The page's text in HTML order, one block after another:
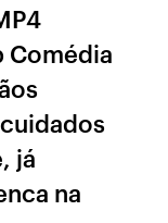
Comédia
já
na